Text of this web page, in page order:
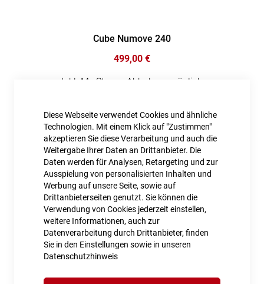
Diese Webseite verwendet Cookies und ähnliche
Technologien. Mit einem Klick auf "Zustimmen"
akzeptieren Sie diese Verarbeitung und auch die
Weitergabe Ihrer Daten an Drittanbieter. Die
Daten werden für Analysen, Retargeting und zur
Ausspielung von personalisierten Inhalten und
Werbung auf unsere Seite, sowie auf
Drittanbieterseiten genutzt. Sie können die
Verwendung von Cookies jederzeit einstellen,
weitere Informationen, auch zur
Datenverarbeitung durch Drittanbieter, finden
Sie in den Einstellungen sowie in unseren
Datenschutzhinweis
Cube Numove 240
499,00 €
Inkl. MwSt., nur Abholung möglich
Cube Numove 180
399,00 €